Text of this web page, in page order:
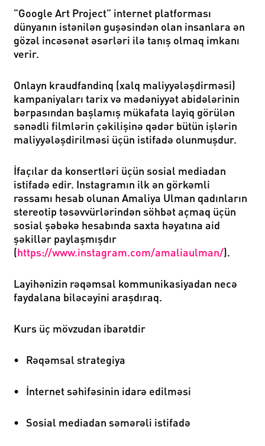
"Google Art Project" internet platforması
dünyanın istənilən guşəsindən olan insanlara ən
gözəl incəsənət əsərləri ilə tanış olmaq imkanı
verir.
Onlayn kraudfandinq (xalq maliyyələşdirməsi)
kampaniyaları tarix və mədəniyyət abidələrinin
bərpasından başlamış mükafata layiq görülən
sənədli filmlərin çəkilişinə qədər bütün işlərin
maliyyələşdirilməsi üçün istifadə olunmuşdur.
İfaçılar da konsertləri üçün sosial mediadan
istifadə edir. Instagramın ilk ən görkəmli
rəssamı hesab olunan Amaliya Ulman qadınların
stereotip təsəvvürlərindən söhbət açmaq üçün
sosial şəbəkə hesabında saxta həyatına aid
şəkillər paylaşmışdır
(https://www.instagram.com/amaliaulman/).
Layihənizin rəqəmsal kommunikasiyadan necə
faydalana biləcəyini araşdıraq.
Kurs üç mövzudan ibarətdir
• Rəqəmsal strategiya
• İnternet səhifəsinin idarə edilməsi
•Sosial mediadan səmərəli istifadə